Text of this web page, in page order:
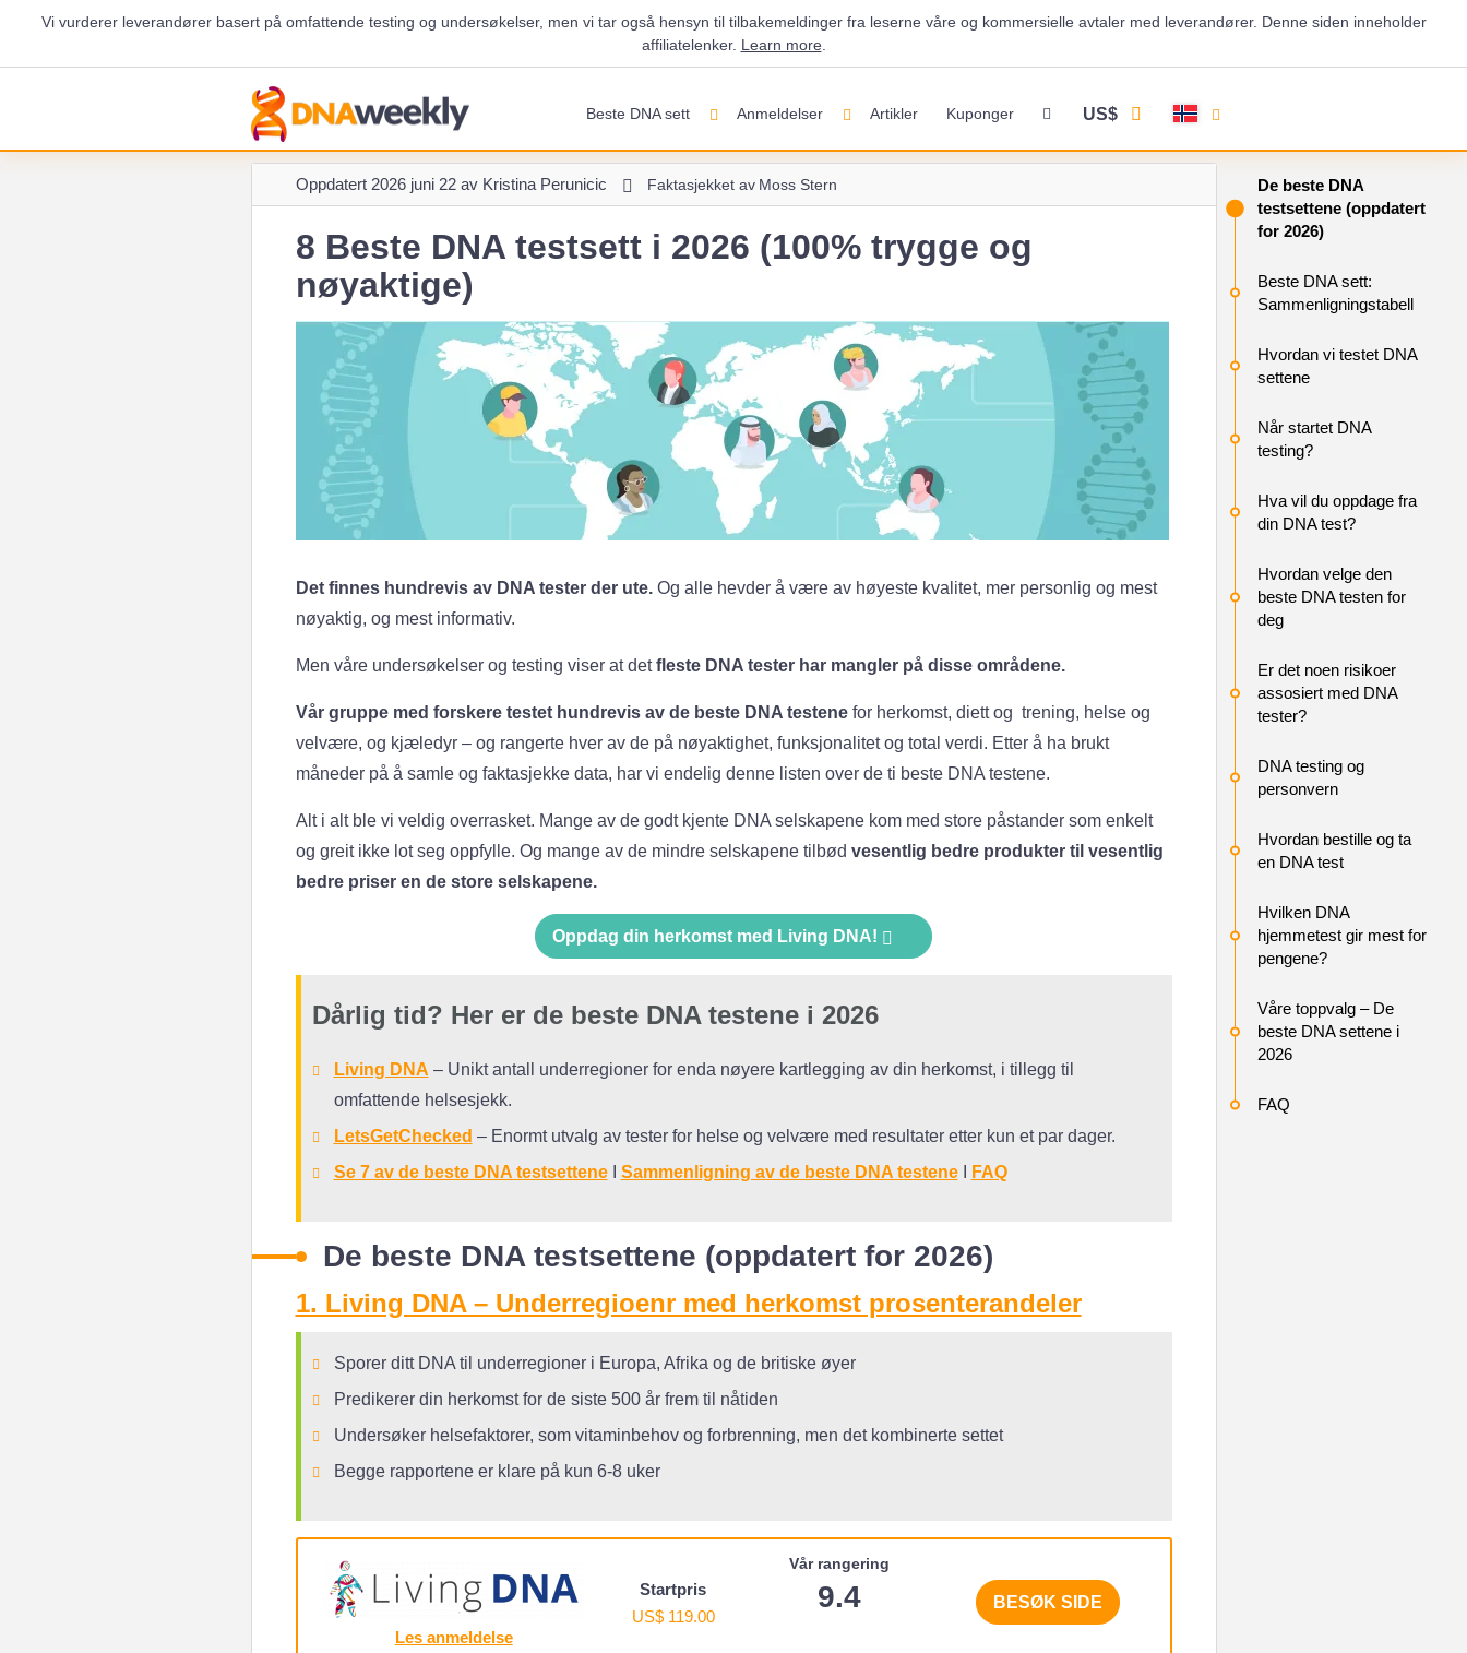
Vi vurderer leverandører basert på omfattende testing og undersøkelser, men vi tar også hensyn til tilbakemeldinger fra leserne våre og kommersielle avtaler med leverandører. Denne siden inneholder
affiliatelenker. Learn more.
Beste DNA sett Anmeldelser Artikler Kuponger US$
De beste DNA
testsettene (oppdatert
for 2026)
Beste DNA sett:
Sammenligningstabell
Hvordan vi testet DNA
settene
Når startet DNA
testing?
Hva vil du oppdage fra
din DNA test?
Hvordan velge den
beste DNA testen for
deg
Er det noen risikoer
assosiert med DNA
tester?
DNA testing og
personvern
Hvordan bestille og ta
en DNA test
Hvilken DNA
hjemmetest gir mest for
pengene?
Våre toppvalg – De
beste DNA settene i
2026
FAQ
Oppdatert2026 juni 22 av Kristina Perunicic Faktasjekket av Moss Stern
8 Beste DNA testsett i 2026 (100% trygge og
nøyaktige)
Det finnes hundrevis av DNA tester der ute.Og alle hevder å være av høyeste kvalitet, mer personlig og mest
nøyaktig, og mest informativ.
Men våre undersøkelser og testing viser at detfleste DNA tester har mangler på disse områdene.
Vår gruppe med forskere testet hundrevis av de beste DNA testenefor herkomst, diett og trening, helse og
velvære, og kjæledyr – og rangerte hver av de på nøyaktighet, funksjonalitet og total verdi. Etter å ha brukt
måneder på å samle og faktasjekke data, har vi endelig denne listen over de ti beste DNA testene.
Alt i alt ble vi veldig overrasket. Mange av de godt kjente DNA selskapene kom med store påstander som enkelt
og greit ikke lot seg oppfylle. Og mange av de mindre selskapene tilbød vesentlig bedre produkter til vesentlig
bedre priser en de store selskapene.
Oppdag din herkomst med Living DNA!
Dårlig tid? Her er de beste DNA testene i 2026
Living DNA – Unikt antall underregioner for enda nøyere kartlegging av din herkomst, i tillegg til
omfattende helsesjekk.
LetsGetChecked – Enormt utvalg av tester for helse og velvære med resultater etter kun et par dager.
Se 7 av de beste DNA testsetteneI Sammenligning av de beste DNA testeneI FAQ
De beste DNA testsettene (oppdatert for 2026)
1. Living DNA – Underregioenr med herkomst prosenterandeler
Sporer ditt DNA til underregioner i Europa, Afrika og de britiske øyer
Predikerer din herkomst for de siste 500 år frem til nåtiden
Undersøker helsefaktorer, som vitaminbehov og forbrenning, men det kombinerte settet
Begge rapportene er klare på kun 6-8 uker
Les anmeldelse
Startpris
US$ 119.00
Vår rangering
9.4 BESØK SIDE